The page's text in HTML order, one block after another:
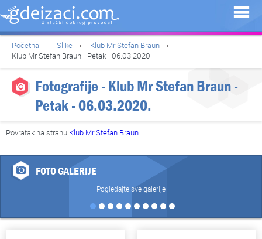
Početna Slike
Klub Mr Stefan Braun
Klub Mr Stefan Braun - Petak - 06.03.2020.
Fotografije - Klub Mr Stefan Braun -
Petak - 06.03.2020.
Povratak na stranu Klub Mr Stefan Braun
FOTO GALERIJE
Pogledajte sve galerije